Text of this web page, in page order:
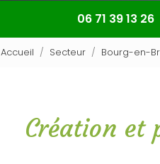
06 71 39 13 26
Accueil Secteur Bourg-en-
Création et